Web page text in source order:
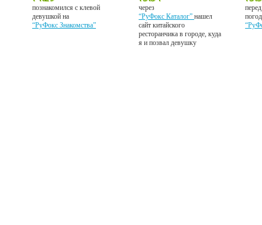
познакомился с клевой
девушкой на
“РуФокс Знакомства”
через
“РуФокс Каталог”нашел
сайт китайского
ресторанчика в городе, куда
я и позвал девушку